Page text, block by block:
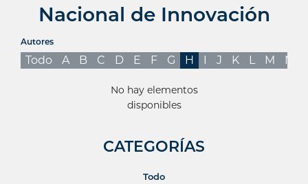
Nacional de Innovación
Autores
Todo A B C D E F G H I J K L M N
No hay elementos
disponibles
CATEGORÍAS
Todo